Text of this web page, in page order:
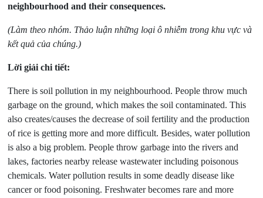
neighbourhood and their consequences.
(Làm theo nhóm. Thảo luận những loại ô nhiễm trong khu vực và
kết quả của chúng.)
Lời giải chi tiết:
There is soil pollution in my neighbourhood. People throw much
garbage on the ground, which makes the soil contaminated. This
also creates/causes the decrease of soil fertility and the production
of rice is getting more and more difficult. Besides, water pollution
is also a big problem. People throw garbage into the rivers and
lakes, factories nearby release wastewater including poisonous
chemicals. Water pollution results in some deadly disease like
cancer or food poisoning. Freshwater becomes rare and more